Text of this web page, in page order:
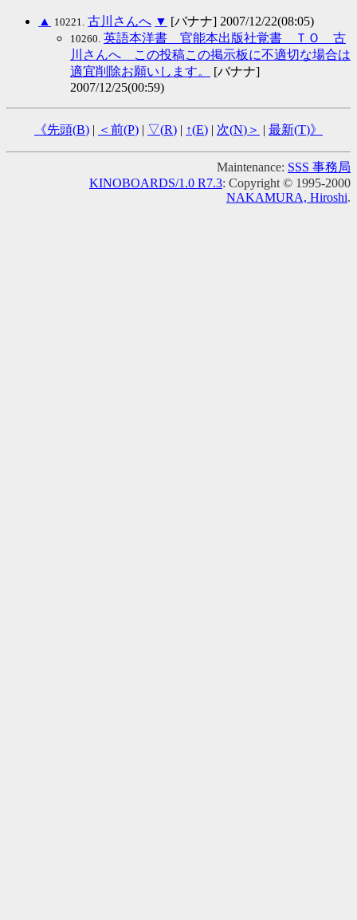
▲ 10221. 古川さんへ ▼ [バナナ] 2007/12/22(08:05)
10260. 英語本洋書 官能本出版社覚書 ＴＯ 古
川さんへ この投稿この掲示板に不適切な場合は
適宜削除お願いします。
[バナナ]
2007/12/25(00:59)
《先頭(B) | ＜前(P) | ▽(R) | ↑(E) | 次(N)＞ | 最新(T)》
Maintenance: SSS 事務局
KINOBOARDS/1.0 R7.3: Copyright © 1995-2000
NAKAMURA, Hiroshi.